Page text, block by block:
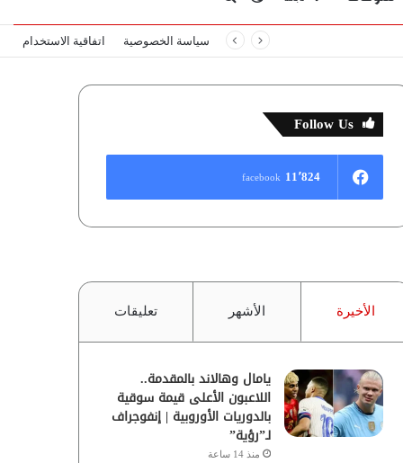
عنالمظلم
سياسة الخصوصية اتفاقية الاستخدام
Follow Us
11٬824 facebook
الأخيرة الأشهر تعليقات
يامال وهالاند بالمقدمة..
اللاعبون الأعلى قيمة سوقية
بالدوريات الأوروبية | إنفوجراف
لـ”رؤية”
منذ 14 ساعة